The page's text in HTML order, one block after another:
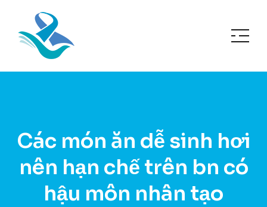
Các món ăn dễ sinh hơi
nên hạn chế trên bn có
hậu môn nhân tạo